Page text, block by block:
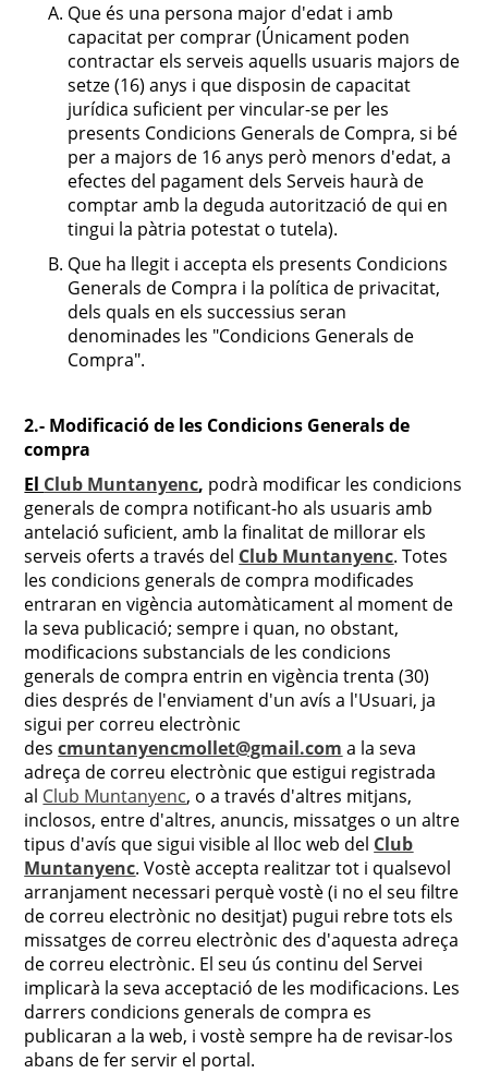
Que és una persona major d'edat i amb
capacitat per comprar (Únicament poden
contractar els serveis aquells usuaris majors de
setze (16) anys i que disposin de capacitat
jurídica suficient per vincular-se per les
presents Condicions Generals de Compra, si bé
per a majors de 16 anys però menors d'edat, a
efectes del pagament dels Serveis haurà de
comptar amb la deguda autorització de qui en
tingui la pàtria potestat o tutela).
Que ha llegit i accepta els presents Condicions
Generals de Compra i la política de privacitat,
dels quals en els successius seran
denominades les "Condicions Generals de
Compra".
2.- Modificació de les Condicions Generals de
compra
El Club Muntanyenc, podrà modificar les condicions
generals de compra notificant-ho als usuaris amb
antelació suficient, amb la finalitat de millorar els
serveis oferts a través del Club Muntanyenc. Totes
les condicions generals de compra modificades
entraran en vigència automàticament al moment de
la seva publicació; sempre i quan, no obstant,
modificacions substancials de les condicions
generals de compra entrin en vigència trenta (30)
dies després de l'enviament d'un avís a l'Usuari, ja
sigui per correu electrònic
descmuntanyencmollet@gmail.com a la seva
adreça de correu electrònic que estigui registrada
al Club Muntanyenc, o a través d'altres mitjans,
inclosos, entre d'altres, anuncis, missatges o un altre
tipus d'avís que sigui visible al lloc web del Club
Muntanyenc. Vostè accepta realitzar tot i qualsevol
arranjament necessari perquè vostè (i no el seu filtre
de correu electrònic no desitjat) pugui rebre tots els
missatges de correu electrònic des d'aquesta adreça
de correu electrònic. El seu ús continu del Servei
implicarà la seva acceptació de les modificacions. Les
darrers condicions generals de compra es
publicaran a la web, i vostè sempre ha de revisar-los
abans de fer servir el portal.